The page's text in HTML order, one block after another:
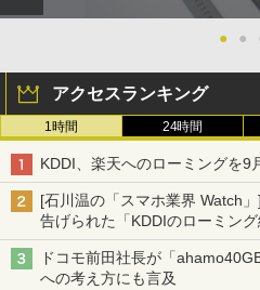
● ●
アクセスランキング
1時間 24時間
KDDI、楽天へのローミングを9
[石川温の「スマホ業界 Watch」]
告げられた「KDDIのローミン
穴と楽天モバイルの課題
ドコモ前田社長が「
への考え方にも言及